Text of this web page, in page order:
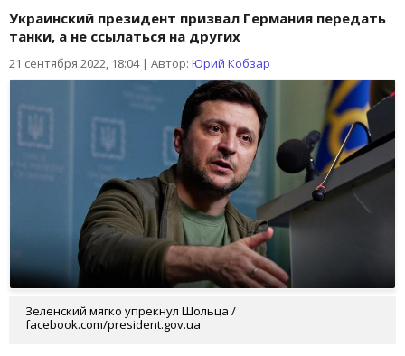
Украинский президент призвал Германия передать
танки, а не ссылаться на других
21 сентября 2022, 18:04| Автор: Юрий Кобзар
Зеленский мягко упрекнул Шольца /
facebook.com/president.gov.ua